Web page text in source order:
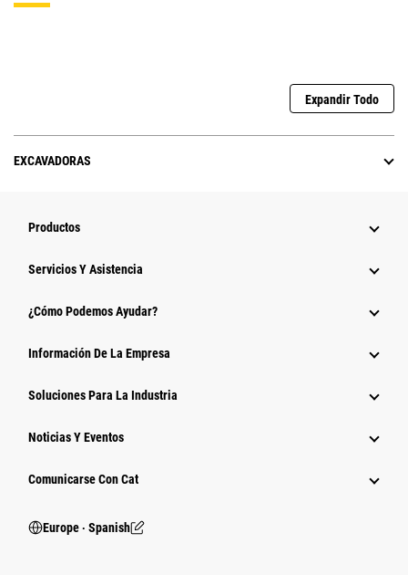
Expandir Todo
EXCAVADORAS
Productos
Servicios Y Asistencia
¿Cómo Podemos Ayudar?
Información De La Empresa
Soluciones Para La Industria
Noticias Y Eventos
Comunicarse Con Cat
Europe ‧ Spanish